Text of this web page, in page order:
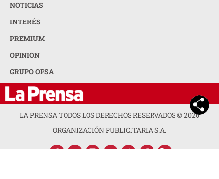
NOTICIAS
INTERÉS
PREMIUM
OPINION
GRUPO OPSA
LA PRENSA TODOS LOS DERECHOS RESERVADOS ©2026
ORGANIZACIÓN PUBLICITARIA S.A.